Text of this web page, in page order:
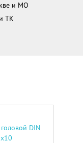
и МО
ТК
DIN